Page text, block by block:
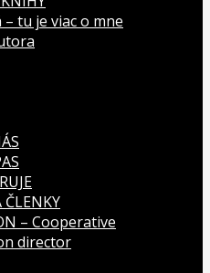
tu je viac o mne
ČLENKY
– Cooperative
director